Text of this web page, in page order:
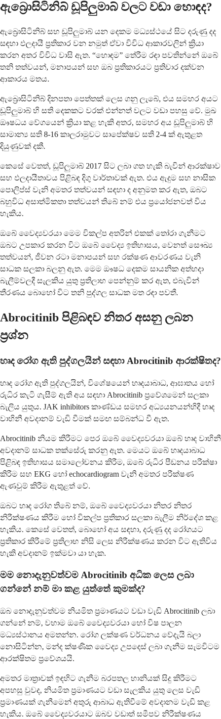
ඇබ්‍රොසිටිනිබ් ඩූපිලුමාබ් වලට වඩා හොඳද?
ඇබ්‍රොසිටිනිබ් සහ ඩූපිලුමාබ් යන දෙකම මධ්‍යස්ථයේ සිට දරුණු දද
සඳහා ඵලදායී ප්‍රතිකාර වන නමුත් ඒවා විවිධ ආකාරවලින් ක්‍රියා
කරන අතර විවිධ වාසි ඇත. “හොඳම” තේරීම රඳා පවතින්නේ ඔබේ
තනි තත්වයන්, මනාපයන් සහ ඔබ ප්‍රතිකාරයට ප්‍රතිචාර දක්වන
ආකාරය මතය.
ඇබ්‍රොසිටිනිබ් දිනපතා පෙත්තක් ලෙස ගනු ලැබේ, එය සමහර අයට
ඩූපිලුමාබ් හි සති දෙකකට වරක් එන්නත් වලට වඩා පහසු වේ. මුඛ
ඖෂධය වේගයෙන් ක්‍රියා කළ හැකි අතර, සමහර අය ඩූපිලුමාබ් හි
සාමාන්‍ය සති 8-16 කාලරාමුවට සාපේක්ෂව සති 2-4 ක් ඇතුළත
දියුණුවක් දකී.
කෙසේ වෙතත්, ඩූපිලුමාබ් 2017 සිට ලබා ගත හැකි බැවින් ආරක්ෂාව
සහ ඵලදායීතාවය පිළිබඳ දිගු වාර්තාවක් ඇත. එය ඇදුම සහ නාසික
පොලිප්ස් වැනි අමතර තත්වයන් සඳහා ද අනුමත කර ඇත, ඔබට
බහුවිධ අසාත්මිකතා තත්වයන් තිබේ නම් එය ප්‍රයෝජනවත් විය
හැකිය.
ඔබේ වෛද්‍යවරයා මෙම විකල්ප අතරින් එකක් තෝරා ගැනීමට
ඔබට උපකාර කරන විට ඔබේ වෛද්‍ය ඉතිහාසය, වෙනත් සෞඛ්‍ය
තත්වයන්, ජීවන රටා මනාපයන් සහ රක්ෂණ ආවරණය වැනි
සාධක සලකා බලනු ඇත. මෙම ඖෂධ දෙකම සායනික අත්හදා
බැලීම්වලදී සැලකිය යුතු ප්‍රතිලාභ පෙන්නුම් කර ඇත, එබැවින්
තීරණය බොහෝ විට තනි පුද්ගල සාධක මත රඳා පවතී.
Abrocitinib පිළිබඳව නිතර අසනු ලබන
ප්‍රශ්න
හෘද රෝග ඇති පුද්ගලයින් සඳහා Abrocitinib ආරක්ෂිතද?
හෘද රෝග ඇති පුද්ගලයින්, විශේෂයෙන් හෘදයාබාධ, ආඝාතය හෝ
රුධිර කැටි ගැසීම් ඇති අය සඳහා Abrocitinib ප්‍රවේශමෙන් සලකා
බැලිය යුතුය. JAK inhibitors කාණ්ඩය සමහර අධ්‍යයනයන්හිදී හෘද
වාහිනී අවදානම් වැඩි වීමක් සමඟ සම්බන්ධ වී ඇත.
Abrocitinib නියම කිරීමට පෙර ඔබේ වෛද්‍යවරයා ඔබේ හෘද වාහිනී
අවදානම් සාධක තක්සේරු කරනු ඇත. මෙයට ඔබේ හෘදයාබාධ
පිළිබඳ ඉතිහාසය සමාලෝචනය කිරීම, ඔබේ රුධිර පීඩනය පරීක්ෂා
කිරීම සහ EKG හෝ echocardiogram වැනි අමතර පරීක්ෂණ
ඇණවුම් කිරීම ඇතුළත් වේ.
ඔබට හෘද රෝග තිබේ නම්, ඔබේ වෛද්‍යවරයා නිතර නිතර
නිරීක්ෂණය කිරීම හෝ විකල්ප ප්‍රතිකාර සලකා බැලීම නිර්දේශ කළ
හැකිය. කෙසේ වෙතත්, බොහෝ අය සඳහා, දරුණු දද රෝගයට
ප්‍රතිකාර කිරීමේ ප්‍රතිලාභ නිසි ලෙස නිරීක්ෂණය කරන විට ඇතිවිය
හැකි අවදානම් ඉක්මවා යා හැක.
මම නොදැනුවත්වම Abrocitinib අධික ලෙස ලබා
ගන්නේ නම් මා කළ යුත්තේ කුමක්ද?
ඔබ නොදැනුවත්වම නියමිත ප්‍රමාණයට වඩා වැඩි Abrocitinib ලබා
ගන්නේ නම්, වහාම ඔබේ වෛද්‍යවරයා හෝ විෂ පාලන
මධ්‍යස්ථානය අමතන්න. රෝග ලක්ෂණ වර්ධනය වේදැයි බලා
නොසිටින්න, මන්ද ක්ෂණික වෛද්‍ය උපදෙස් ලබා ගැනීම සැමවිටම
ආරක්ෂිතම ප්‍රවේශයයි.
අමතර මාත්‍රාවක් ඉඳහිට ගැනීම බරපතල හානියක් සිදු කිරීමට
අපහසු වුවද, නියමිත ප්‍රමාණයට වඩා සැලකිය යුතු ලෙස වැඩි
ප්‍රමාණයක් ගැනීමෙන් අතුරු ආබාධ ඇතිවීමේ අවදානම වැඩි කළ
හැකිය. ඔබේ වෛද්‍යවරයාට ඔබව වඩාත් සමීපව නිරීක්ෂණය